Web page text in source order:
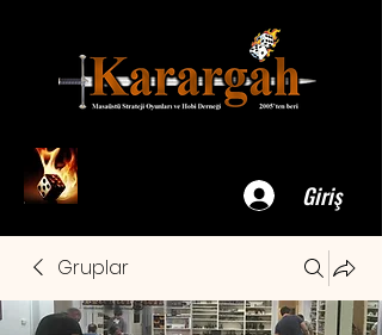
Giriş
Gruplar